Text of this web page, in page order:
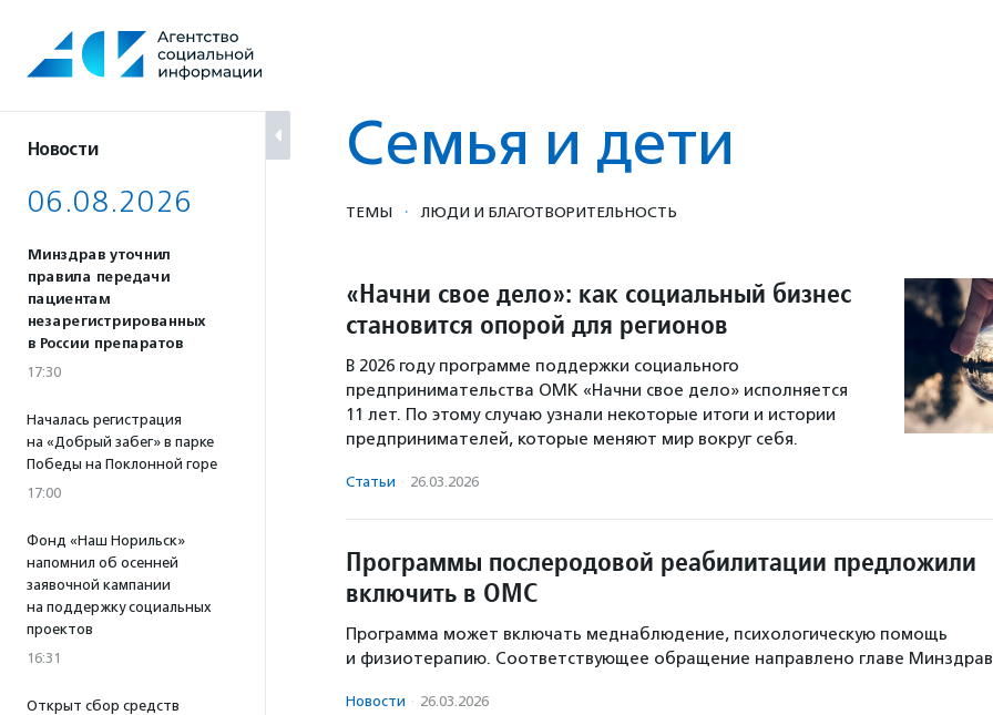
содержанию
Новости
06.08.2026
Минздрав уточнил
правила передачи
пациентам
незарегистрированных
в России препаратов
17:30
Началась регистрация
на «Добрый забег» в парке
Победы на Поклонной горе
17:00
Фонд «Наш Норильск»
напомнил об осенней
заявочной кампании
на поддержку социальных
проектов
16:31
Открыт сбор средств
Семья и дети
ТЕМЫ · ЛЮДИ И БЛАГОТВОРИ­ТЕЛЬ­НОСТЬ
«Начни свое дело»: как социальный бизнес
становится опорой для регионов
В 2026 году программе поддержки социального
предпринимательства ОМК «Начни свое дело» исполняется
11 лет. По этому случаю узнали некоторые итоги и истории
предпринимателей, которые меняют мир вокруг себя.
Статьи · 26.03.2026
Программы послеродовой реабилитации предложили
включить в ОМС
Программа может включать меднаблюдение, психологическую помощь
и физиотерапию. Соответствующее обращение направлено главе
Новости · 26.03.2026